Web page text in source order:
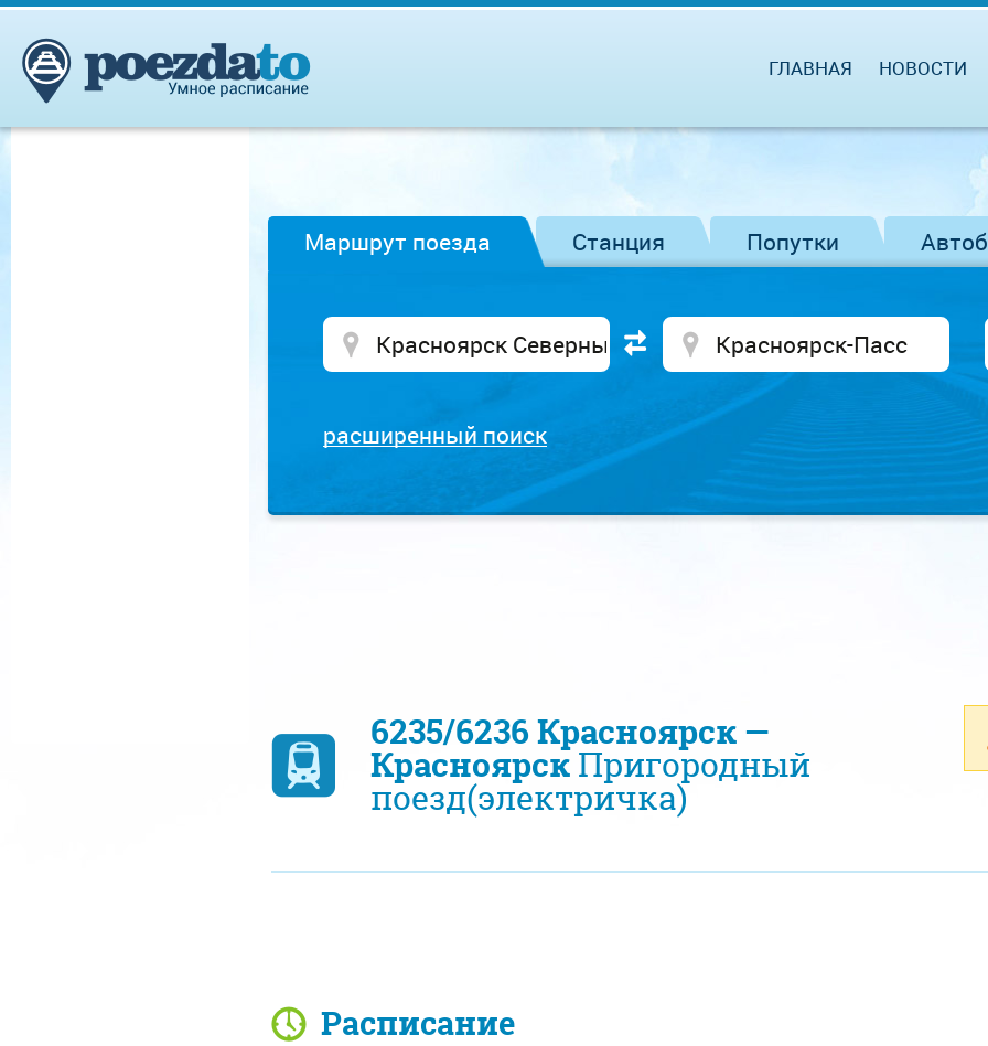
ГЛАВНАЯ НОВОСТИ
Маршрут поезда Станция Попутки
расширенный поиск
6235/6236 Красноярск —
КрасноярскПригородный
поезд(электричка)
Расписание